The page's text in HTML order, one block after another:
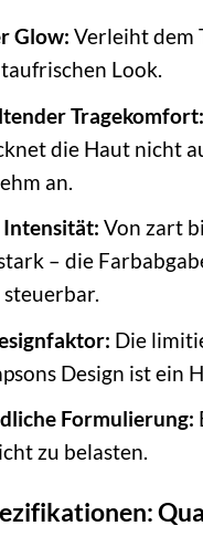
Glow: Verleiht dem
Look.
Tragekomfort:
die Haut nicht
an.
Von zart
– die
Die
Design ist ein
Formulierung:
zu belasten.